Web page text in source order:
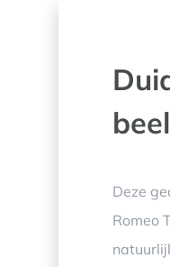
Deze
Romeo